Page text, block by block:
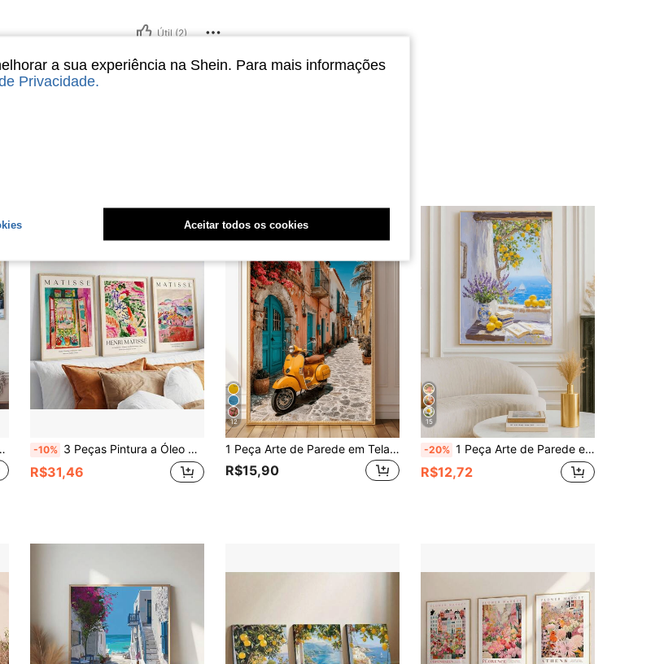
Útil (2)
Aquarela de Vespa Amarela, Tríptico Retrô Azul & Amarelo de Verão, Decoração de Casa Estilo Riviera Italiana -10% 3 Peças Pintura a Óleo Abstrata Vintage Matisse Decoração de Parede, Pôster de Arte de Exposição Matisse Opcionalmente Emoldurado, Decoração de Parede Matisse, Matisse "Janela", Matisse "Corredor", Matisse "Jardim", Decoração de Parede, Sem Moldura, Presente de Aniversário e Formatura
R$31,46
12
1 Peça Arte de Parede em Tela, Arte de Parede Emoldurada, Decoração de Parede Motocicleta Amarela, Pôster de Cena de Rua Italiana, Decoração de Varanda Colorida, Decoração de Viagem Estilo Mediterrâneo, Fotografia Vintage de Motocicleta, Arte Retrô Europeia, Decoração Doméstica com Tema de Restaurante de Verão ou Praia, Pôster Italiano, Decoração Doméstica da Moda, Decoração de Quarto, Decoração de Dormitório, Decoração de Quarto, Decoração de Sala de Estar, Decoração de Banheiro, Decoração de Cozinha, Presente de Feriado
R$15,90
15
-20% 1 Peça Arte de Parede em Tela, Decoração de Parede Emoldurada, Paisagem Marítima com Árvore de Limão Mediterrânea, Obra de Arte de Varanda da Costa Italiana, Paisagem de Limão e Lavanda da Costa Amalfitana, Mural de Oceano Azul e Veleiro, Decoração de Janela com Árvore de Limão Impressionista Vintage
R$12,72
a sua experiência na Shein. Para mais informações
Privacidade.
Aceitar todos os cookies